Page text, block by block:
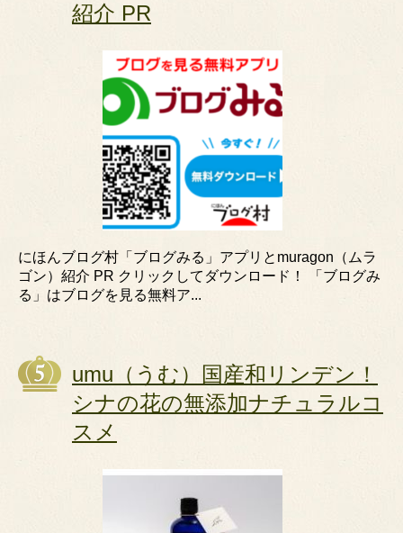
紹介 PR
にほんブログ村「ブログみる」アプリとmuragon（ムラ
ゴン）紹介 PR クリックしてダウンロード！ 「ブログみ
る」はブログを見る無料ア...
umu（うむ）国産和リンデン！
シナの花の無添加ナチュラルコ
スメ